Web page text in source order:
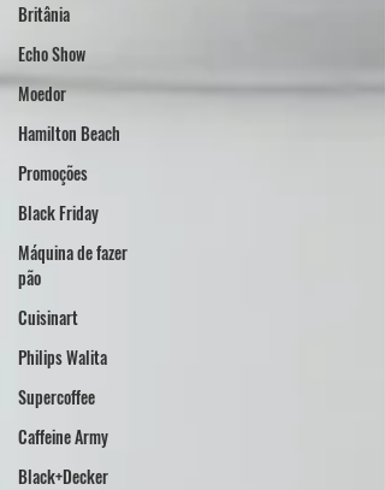
Britânia
Echo Show
Moedor
Hamilton Beach
Promoções
Black Friday
Máquina de fazer
pão
Cuisinart
Philips Walita
Supercoffee
Caffeine Army
Black+Decker